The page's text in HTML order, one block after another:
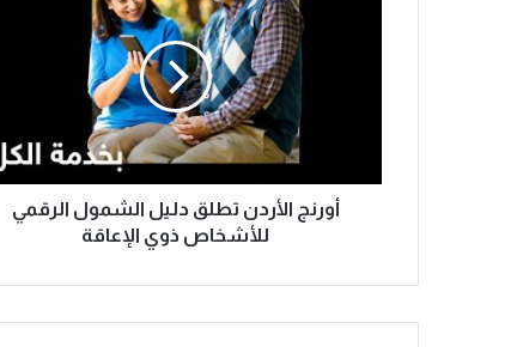
أورنج الأردن تطلق دليل الشمول الرقمي
للأشخاص ذوي الإعاقة